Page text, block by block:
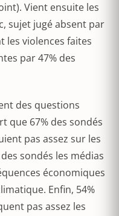
Vient ensuite les
sujet jugé absent par
les violences faites
par 47% des
des questions
que 67% des sondés
pas assez sur les
sondés les médias
économiques
Enfin, 54%
pas assez les